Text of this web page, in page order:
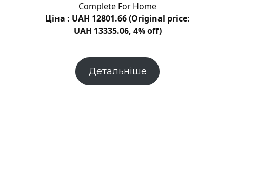
Complete For Home
Ціна : UAH 12801.66 (Original price:
UAH 13335.06, 4% off)
Детальніше